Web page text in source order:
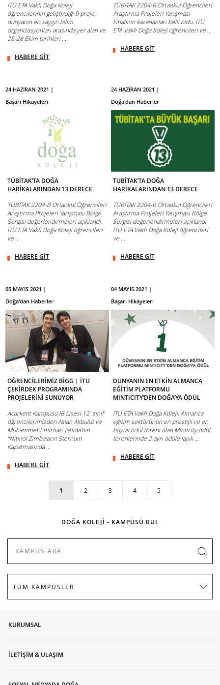
İTÜ ETA Vakfı Doğa Koleji
öğrencilerinin geliştirdiği 9 proje,
dünyanın en saygın bilim
organizasyonları arasında yer alan ve
26-28 Ekim tarihleri ...
HABERE GİT
TÜBİTAK 2204-B Ortaokul Öğrencileri
Araştırma Projeleri Yarışması
Finalinin kazananları belli oldu. İTÜ
ETA Vakfı Doğa Koleji öğrencileri ve ...
HABERE GİT
24 HAZİRAN 2021 |
Başarı Hikayeleri
TÜBİTAK’TA DOĞA
HARİKALARINDAN 13 DERECE
TÜBİTAK 2204-B Ortaokul Öğrencileri
Araştırma Projeleri Yarışması Bölge
Sergisi değerlendirmeleri açıklandı.
İTÜ ETA Vakfı Doğa Koleji öğrencileri
ve ...
HABERE GİT
24 HAZİRAN 2021 |
Doğa'dan Haberler
TÜBİTAK’TA DOĞA
HARİKALARINDAN 13 DERECE
TÜBİTAK 2204-B Ortaokul Öğrencileri
Araştırma Projeleri Yarışması Bölge
Sergisi değerlendirmeleri açıklandı.
İTÜ ETA Vakfı Doğa Koleji öğrencileri
ve ...
HABERE GİT
05 MAYIS 2021 |
Doğa'dan Haberler
ÖĞRENCİLERİMİZ BİGG | İTÜ
ÇEKİRDEK PROGRAMINDA
PROJELERİNİ SUNUYOR
Acarkent Kampüsü IB Lisesi 12. sınıf
öğrencilerimizden Aslan Akbulut ve
Muhammet Emirhan Tatlıda’nın
“Nitinol Zımbaların Sternum
Kapatmasında ...
HABERE GİT
04 MAYIS 2021 |
Başarı Hikayeleri
DÜNYANIN EN ETKİN ALMANCA
EĞİTİM PLATFORMU
MINTICITY’DEN DOĞA’YA ÖDÜL
İTÜ ETA Vakfı Doğa Koleji, Almanca
eğitim sektörünün en prestijli ve en
büyük ödül töreni olan Minticity ödül
törenlerinde 2 ayrı ödüle layık ...
HABERE GİT
1 2 3 4 5
DOĞA KOLEJİ - KAMPÜSÜ BUL
KURUMSAL
İLETİŞİM & ULAŞIM